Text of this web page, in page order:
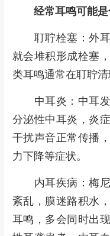
经常耳鸣可能是
耵聍栓塞：外耳
就会堆积形成栓塞
类耳鸣通常在耵聍清
中耳炎：中耳发
分泌性中耳炎，炎
干扰声音正常传播
力下降等症状。
内耳疾病：梅尼
紊乱，膜迷路积水
耳鸣，多会同时出